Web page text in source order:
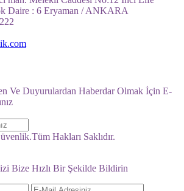
Daire : 6 Eryaman / ANKARA
Ve Duyurulardan Haberdar Olmak İçin E-
Hakları Saklıdır.
Bize Hızlı Bir Şekilde Bildirin